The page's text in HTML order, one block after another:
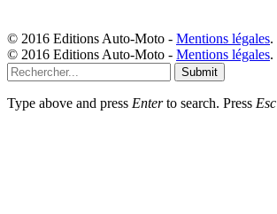
© 2016 Editions Auto-Moto - Mentions légales.
© 2016 Editions Auto-Moto - Mentions légales.
Submit
Type above and press Enterto search. Press Esc